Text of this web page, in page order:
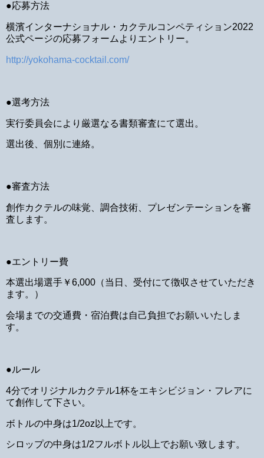
●応募方法
横濱インターナショナル・カクテルコンペティション2022
公式ページの応募フォームよりエントリー。
http://yokohama-cocktail.com/
●選考方法
実行委員会により厳選なる書類審査にて選出。
選出後、個別に連絡。
●審査方法
創作カクテルの味覚、調合技術、プレゼンテーションを審
査します。
●エントリー費
本選出場選手￥6,000（当日、受付にて徴収させていただき
ます。）
会場までの交通費・宿泊費は自己負担でお願いいたしま
す。
●ルール
4分でオリジナルカクテル1杯をエキシビジョン・フレアに
て創作して下さい。
ボトルの中身は1/2oz以上です。
シロップの中身は1/2フルボトル以上でお願い致します。